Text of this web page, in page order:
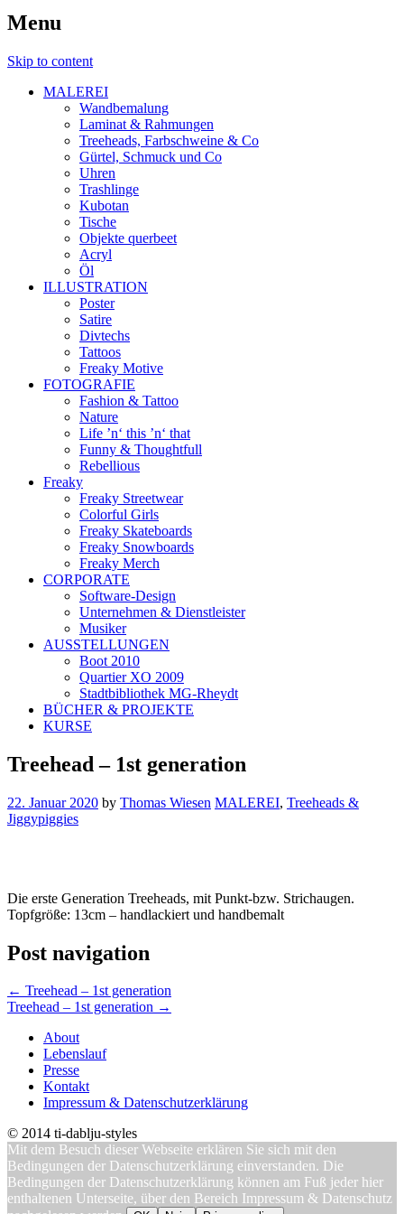
Menu
Skip to content
MALEREI
Wandbemalung
Laminat & Rahmungen
Treeheads, Farbschweine & Co
Gürtel, Schmuck und Co
Uhren
Trashlinge
Kubotan
Tische
Objekte querbeet
Acryl
Öl
ILLUSTRATION
Poster
Satire
Divtechs
Tattoos
Freaky Motive
FOTOGRAFIE
Fashion & Tattoo
Nature
Life ’n‘ this ’n‘ that
Funny & Thoughtfull
Rebellious
Freaky
Freaky Streetwear
Colorful Girls
Freaky Skateboards
Freaky Snowboards
Freaky Merch
CORPORATE
Software-Design
Unternehmen & Dienstleister
Musiker
AUSSTELLUNGEN
Boot 2010
Quartier XO 2009
Stadtbibliothek MG-Rheydt
BÜCHER & PROJEKTE
KURSE
Treehead – 1st generation
22. Januar 2020 by Thomas Wiesen MALEREI, Treeheads &
Jiggypiggies
Die erste Generation Treeheads, mit Punkt-bzw. Strichaugen.
Topfgröße: 13cm – handlackiert und handbemalt
Post navigation
← Treehead – 1st generation
Treehead – 1st generation →
About
Lebenslauf
Presse
Kontakt
Impressum & Datenschutzerklärung
© 2014 ti-dablju-styles
Mit dem Besuch dieser Webseite erklären Sie sich mit den
Bedingungen der Datenschutzerklärung einverstanden. Die
Bedingungen der Datenschutzerklärung können am Fuß jeder hier
enthaltenen Unterseite, über den Bereich Impressum & Datenschutz